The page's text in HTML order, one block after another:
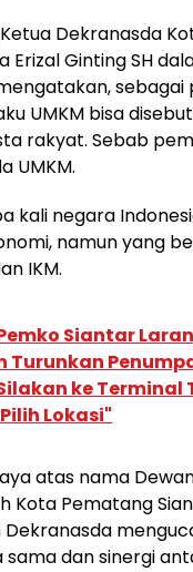
Dekranasda
Erizal Ginting SH
sebagai
UMKM bisa
rakyat. Sebab
UMKM.
kali negara
namun yang
IKM.
Siantar
Turunkan
ke Terminal
Lokasi"
atas nama
Kota Pematang
Dekranasda
sama dan sinergi